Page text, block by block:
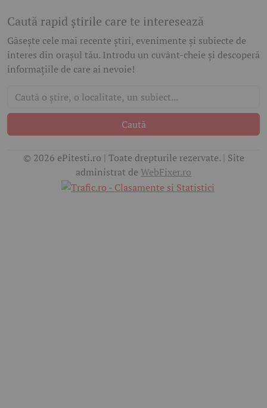
Caută rapid știrile care te interesează
Găsește cele mai recente știri, evenimente și subiecte de
interes din orașul tău. Introdu un cuvânt-cheie și descoperă
informațiile de care ai nevoie!
Caută
© 2026 ePitesti.ro | Toate drepturile rezervate. | Site
administrat de WebFixer.ro